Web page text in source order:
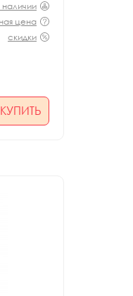
наличии
цена
скидки
КУПИТЬ